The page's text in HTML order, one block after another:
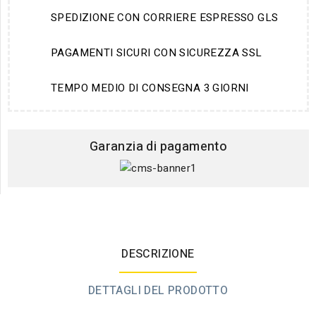
SPEDIZIONE CON CORRIERE ESPRESSO GLS
PAGAMENTI SICURI CON SICUREZZA SSL
TEMPO MEDIO DI CONSEGNA 3 GIORNI
Garanzia di pagamento
DESCRIZIONE
DETTAGLI DEL PRODOTTO